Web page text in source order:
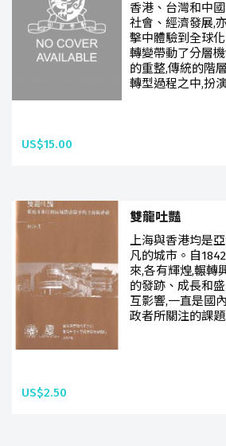
香港、台灣和中
社會、經濟發展,
擊中體驗到全球
轉變帶動了分層
的重整,傳統的階
轉型過程之中,扮
US$15.00
雙龍吐豔
上海與香港均是
凡的城市。自
來,各有輝煌,輾轉
的發跡、成長和
互影響,一直是國
政者所關注的課題
US$2.50